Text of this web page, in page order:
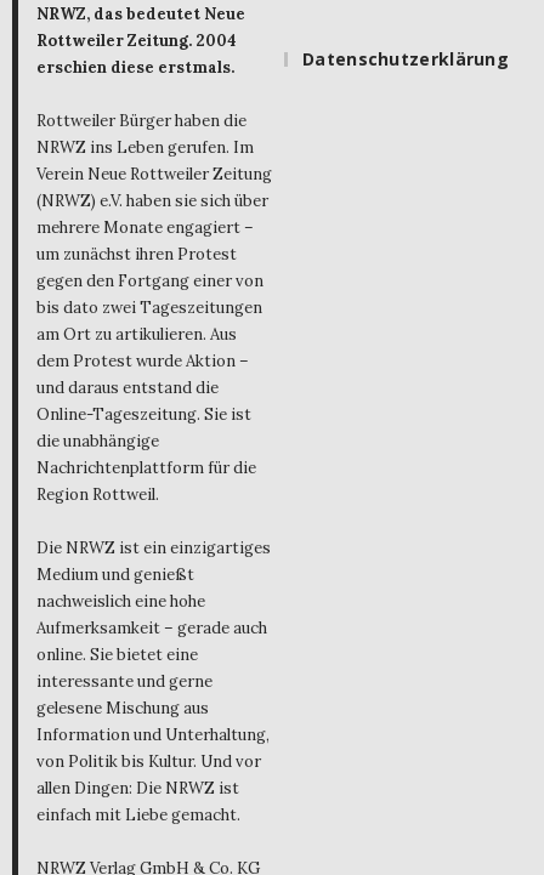
NRWZ, das bedeutet Neue
Rottweiler Zeitung. 2004
erschien diese erstmals.
Rottweiler Bürger haben die
NRWZ ins Leben gerufen. Im
Verein Neue Rottweiler Zeitung
(NRWZ) e.V. haben sie sich über
mehrere Monate engagiert –
um zunächst ihren Protest
gegen den Fortgang einer von
bis dato zwei Tageszeitungen
am Ort zu artikulieren. Aus
dem Protest wurde Aktion –
und daraus entstand die
Online-Tageszeitung. Sie ist
die unabhängige
Nachrichtenplattform für die
Region Rottweil.
Die NRWZ ist ein einzigartiges
Medium und genießt
nachweislich eine hohe
Aufmerksamkeit – gerade auch
online. Sie bietet eine
interessante und gerne
gelesene Mischung aus
Information und Unterhaltung,
von Politik bis Kultur. Und vor
allen Dingen: Die NRWZ ist
einfach mit Liebe gemacht.
NRWZ Verlag GmbH & Co. KG
Datenschutzerklärung